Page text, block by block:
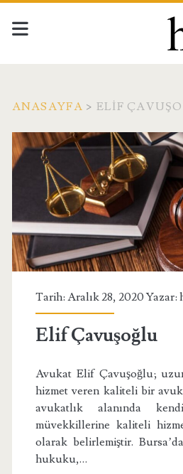
ANASAYFA > ELIF
Etiket:
<span>Elif
Çavuşoğlu</
Tarih: Aralık 28, 2020 Yazar:
Elif Çavuşoğlu
Avukat Elif Çavuşoğlu;
hizmet veren kaliteli bir
avukatlık alanında
müvekkillerine kaliteli
olarak belirlemiştir.
hukuku,…